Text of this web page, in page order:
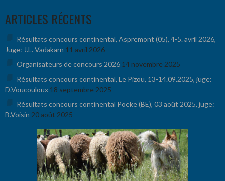
auARTICLES RÉCENTS
Résultats concours continental, Aspremont (05), 4-5. avril 2026,
Juge: J.L. Vadakarn 11 avril 2026
Organisateurs de concours 2026 14 novembre 2025
Résultats concours continental, Le Pizou, 13-14.09.2025, juge:
D.Voucouloux 18 septembre 2025
Résultats concours continental Poeke (BE), 03 août 2025, juge:
B.Voisin 20 août 2025